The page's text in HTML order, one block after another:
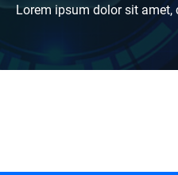
Lorem ipsum dolor sit amet,